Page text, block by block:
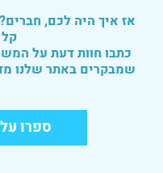
אז איך היה לכם,
כתבו חוות דעת על
שמבקרים באתר שלנו
ספרו